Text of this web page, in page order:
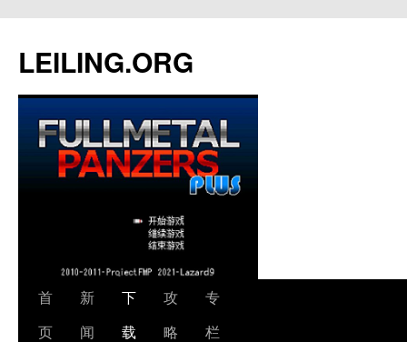
文
LEILING.ORG
首
页
新
闻
下
载
攻
略
专
栏